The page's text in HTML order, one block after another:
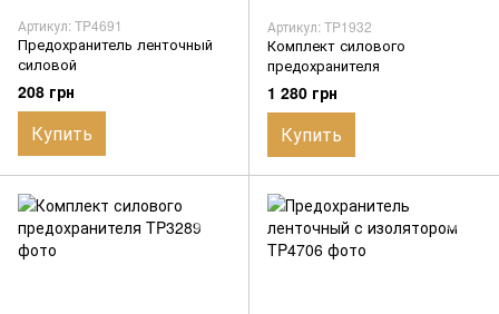
Артикул: TP4691
Предохранитель ленточный
силовой
208 грн
Купить
Артикул: TP1932
Комплект силового
предохранителя
1 280 грн
Купить